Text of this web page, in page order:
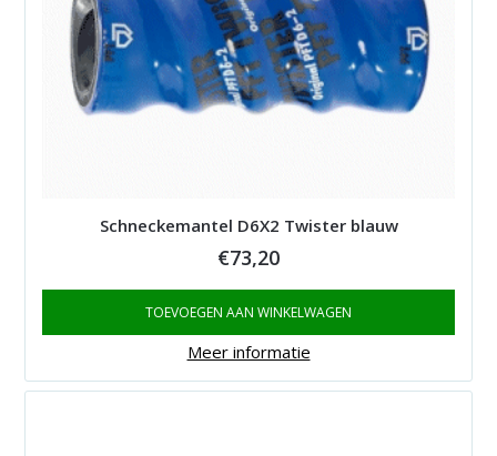
Schneckemantel D6X2 Twister blauw
€73,20
TOEVOEGEN AAN WINKELWAGEN
Meer informatie